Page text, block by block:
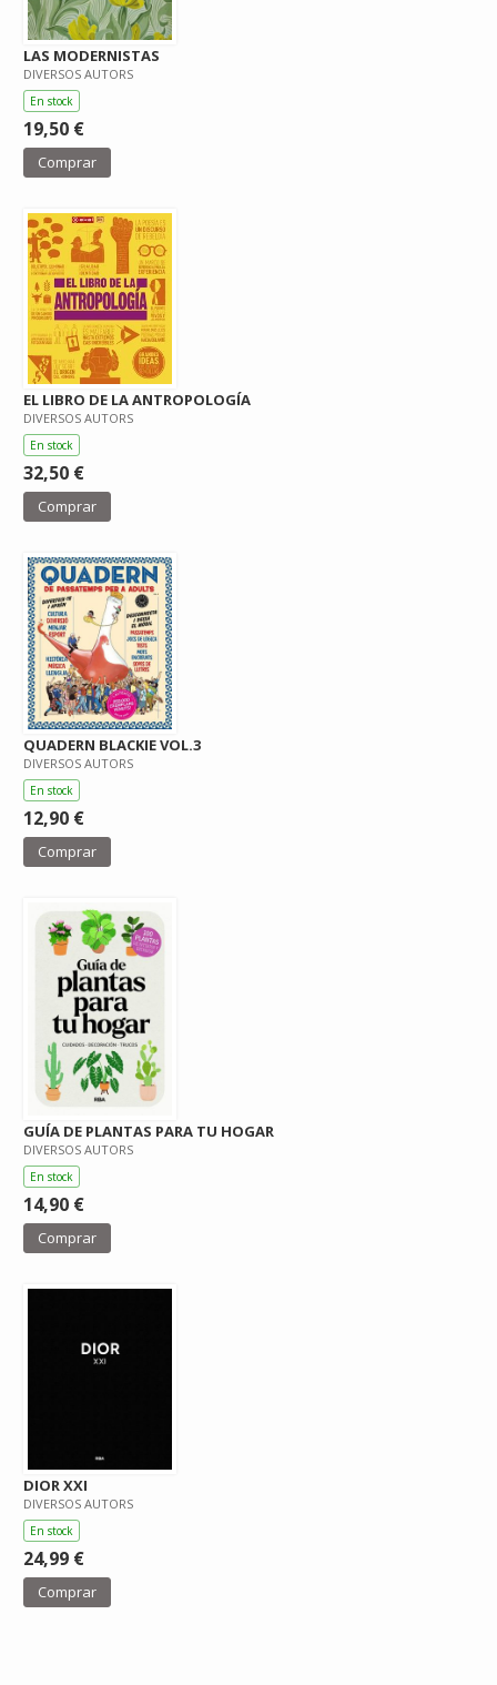
LAS MODERNISTAS
DIVERSOS AUTORS
En stock
19,50 €
Comprar
EL LIBRO DE LA ANTROPOLOGÍA
DIVERSOS AUTORS
En stock
32,50 €
Comprar
QUADERN BLACKIE VOL.3
DIVERSOS AUTORS
En stock
12,90 €
Comprar
GUÍA DE PLANTAS PARA TU HOGAR
DIVERSOS AUTORS
En stock
14,90 €
Comprar
DIOR XXI
DIVERSOS AUTORS
En stock
24,99 €
Comprar